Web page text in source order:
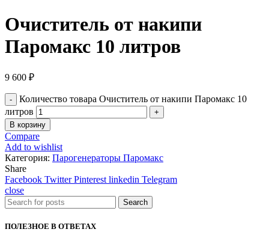
Очиститель от накипи
Паромакс 10 литров
9 600 ₽
Количество товара Очиститель от накипи Паромакс 10
литров
В корзину
Compare
Add to wishlist
Категория: Парогенераторы Паромакс
Share
Facebook Twitter Pinterest linkedin Telegram
close
Search
ПОЛЕЗНОЕ В ОТВЕТАХ